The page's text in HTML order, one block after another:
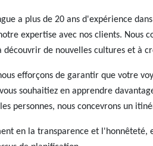
a plus de 20 ans d'expérience
expertise avec nos clients. Nous
découvrir de nouvelles cultures et à
efforçons de garantir que votre
souhaitiez en apprendre
personnes, nous concevrons un
en la transparence et